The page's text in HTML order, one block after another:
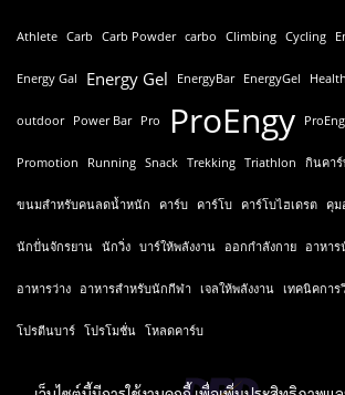
Athlete Carb Carb Powder carbo Climbing Cycling
Energy Gal Energy Gel EnergyBar EnergyGel
outdoor Power Bar Pro ProEngy
Promotion Running Snack Trekking Triathlon กินคาร์
ขนมสำหรับคนลดน้ำหนัก คาร์บ คาร์โบ คาร์โบไฮเดรต คุม
นักปั่นจักรยาน นักวิ่ง บาร์ให้พลังงาน ออกกำลังกาย อาหา
อาหารว่าง อาหารสำหรับนักกีฬา เจลให้พลังงาน เทคนิคการ
โปรตีนบาร์ โปรโมชั่น โหลดคาร์บ